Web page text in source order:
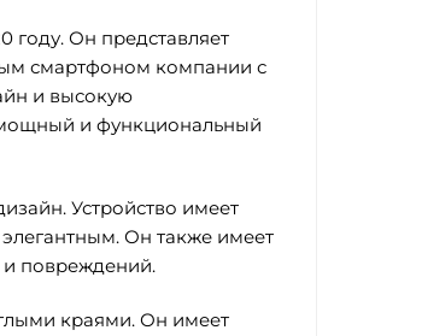
году. Он представляет
смартфоном компании с
и высокую
мощный и функциональный
Устройство имеет
Он также имеет
и повреждений.
краями. Он имеет